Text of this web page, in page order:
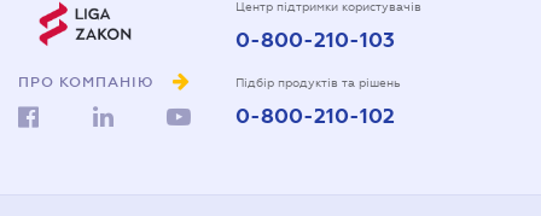
ПРО КОМПАНІЮ
Центр підтримки користувачів
0-800-210-103
Підбір продуктів та рішень
0-800-210-102